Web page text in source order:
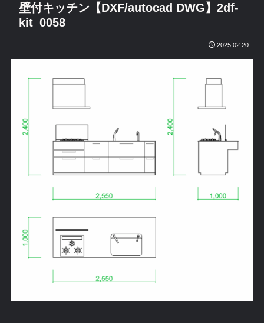
壁付キッチン【DXF/autocad DWG】2df-
kit_0058
2025.02.20